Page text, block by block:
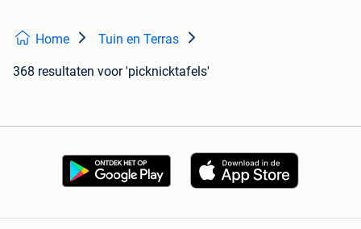
Home Tuin en Terras
368 resultaten voor 'picknicktafels'